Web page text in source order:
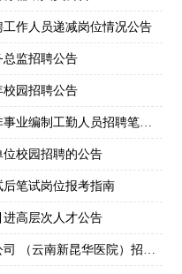
作人员递减岗位情况公告
总监招聘公告
校园招聘公告
2025年北京大学肿瘤医院云南医院非事业编制工勤人员招聘笔试成绩公告
位校园招聘的公告
后笔试岗位报考指南
进高层次人才公告
2025年云南昆华医院投资管理有限公司 （云南新昆华医院）招聘启事